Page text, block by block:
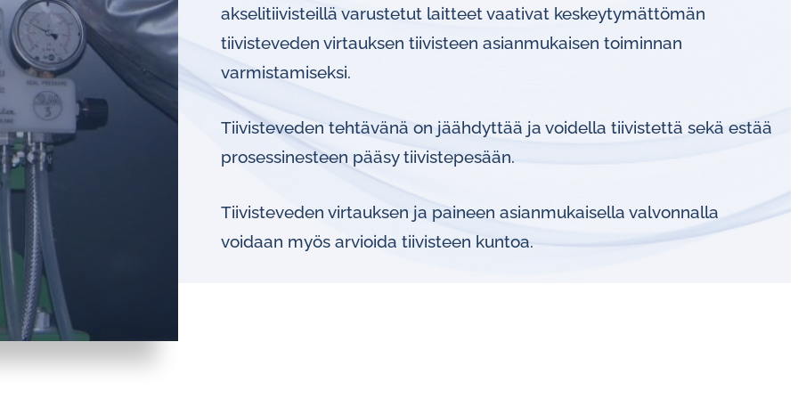
flow lubrication
quality analyzers
and pulse
for oil flow
Constant flow
regulators for gases
regulators for water
akselitiivisteillä varustetut laitteet vaativat keskeytymättömän
tiivisteveden virtauksen tiivisteen asianmukaisen toiminnan
varmistamiseksi.
Tiivisteveden tehtävänä on jäähdyttää ja voidella tiivistettä sekä estää
prosessinesteen pääsy tiivistepesään.
Tiivisteveden virtauksen ja paineen asianmukaisella valvonnalla
voidaan myös arvioida tiivisteen kuntoa.